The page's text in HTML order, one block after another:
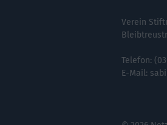
Verein
Telefon:
E-Mail: